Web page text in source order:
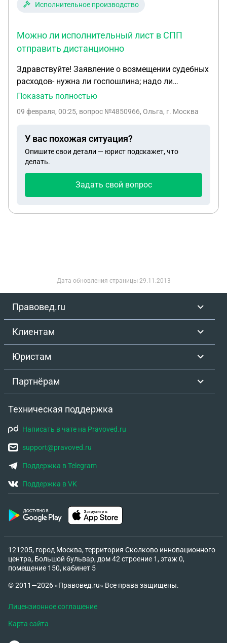
Исполнительное производство
Можно ли исполнительный лист в СПП
отправить дистанционно
Здравствуйте! Заявление о возмещении судебных
расходов- нужна ли госпошлина; надо ли
оповещать ответчика; можно ли в заявлении
Можно ли исполнительный лист в СПП отправить
разных городах.
Показать полностью
09 февраля, 00:25, вопрос №4850966, Ольга, г. Москва
У вас похожая ситуация?
Опишите свои детали — юрист подскажет, что
делать.
Задать свой вопрос
Дата обновления страницы 29.11.2013
Правовед.ru
Клиентам
Юристам
Партнёрам
Техническая поддержка
Написать в чате на Pravoved.ru
support@pravoved.ru
Поддержка в Telegram
Поддержка в VK
121205, город Москва, территория Сколково инновационного
центра, Большой бульвар, дом 42 строение 1, этаж 0,
помещение 150, кабинет 5
© 2011—2026 «Правовед.ru» Все права защищены.
Лицензионное соглашение
Карта сайта